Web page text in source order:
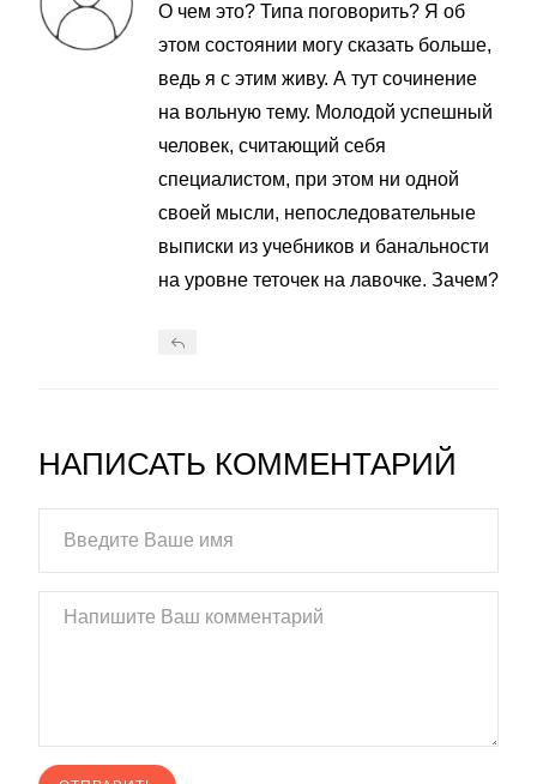
О чем это? Типа поговорить? Я об
этом состоянии могу сказать больше,
ведь я с этим живу. А тут сочинение
на вольную тему. Молодой успешный
человек, считающий себя
специалистом, при этом ни одной
своей мысли, непоследовательные
выписки из учебников и банальности
на уровне теточек на лавочке. Зачем?
НАПИСАТЬ КОММЕНТАРИЙ